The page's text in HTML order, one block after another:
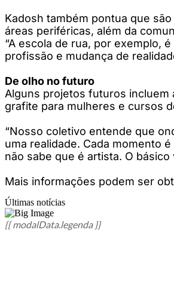
Kadosh também pontua que
áreas periféricas, além da
“A escola de rua, por exemplo,
profissão e mudança de
De olho no futuro
Alguns projetos futuros incluem
grafite para mulheres e cursos
“Nosso coletivo entende que
uma realidade. Cada momento
não sabe que é artista. O
Mais informações podem ser
Últimas notícias
{{ modalData.legenda }}